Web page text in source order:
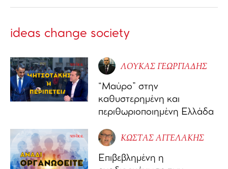
ideas change society
ΛΟΥΚΑΣ ΓΕΩΡΓΙΑΔΗΣ
“Μαύρο” στην
καθυστερημένη και
περιθωριοποιημένη Ελλάδα
ΚΩΣΤΑΣ ΑΓΓΕΛΑΚΗΣ
Επιβεβλημένη η